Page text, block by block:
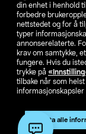
din enhet i henhold
forbedre
nettstedet og for å
typer
annonserelaterte.
krav om samtykke,
fungere. Hvis du
trykke på
tilbake når som
informasjonskapsler
Godta alle